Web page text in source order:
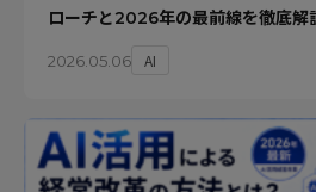
ローチと2026年の最前線を徹底解
2026.05.06 AI